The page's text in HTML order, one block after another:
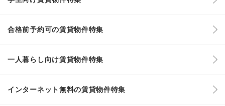
合格前予約可の賃貸物件特集
一人暮らし向け賃貸物件特集
インターネット無料の賃貸物件特集